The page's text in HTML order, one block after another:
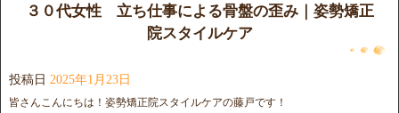
３０代女性 立ち仕事による骨盤の歪み｜姿勢矯正
院スタイルケア
投稿日 2025年1月23日
皆さんこんにちは！姿勢矯正院スタイルケアの藤戸です！